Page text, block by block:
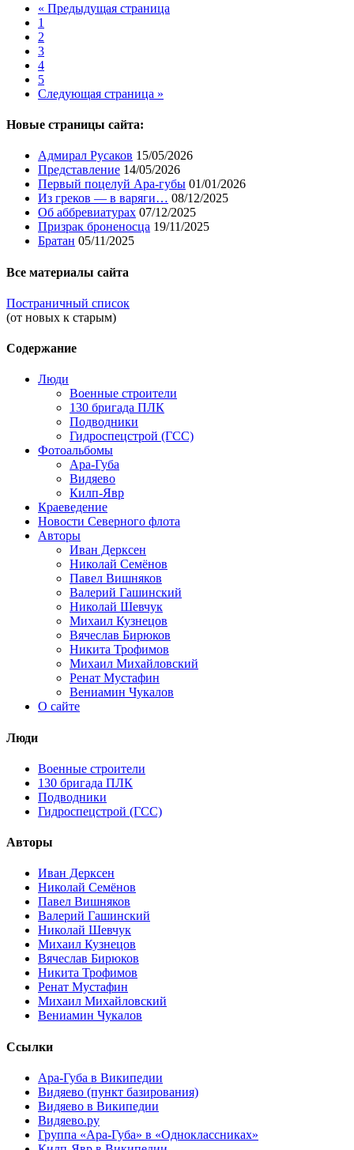
« Предыдущая страница
1
2
3
4
5
Следующая страница »
Новые страницы сайта:
Адмирал Русаков 15/05/2026
Представление 14/05/2026
Первый поцелуй Ара-губы 01/01/2026
Из греков — в варяги… 08/12/2025
Об аббревиатурах 07/12/2025
Призрак броненосца 19/11/2025
Братан 05/11/2025
Все материалы сайта
Постраничный список
(от новых к старым)
Содержание
Люди
Военные строители
130 бригада ПЛК
Подводники
Гидроспецстрой (ГСС)
Фотоальбомы
Ара-Губа
Видяево
Килп-Явр
Краеведение
Новости Северного флота
Авторы
Иван Дерксен
Николай Семёнов
Павел Вишняков
Валерий Гашинский
Николай Шевчук
Михаил Кузнецов
Вячеслав Бирюков
Никита Трофимов
Михаил Михайловский
Ренат Мустафин
Вениамин Чукалов
О сайте
Люди
Военные строители
130 бригада ПЛК
Подводники
Гидроспецстрой (ГСС)
Авторы
Иван Дерксен
Николай Семёнов
Павел Вишняков
Валерий Гашинский
Николай Шевчук
Михаил Кузнецов
Вячеслав Бирюков
Никита Трофимов
Ренат Мустафин
Михаил Михайловский
Вениамин Чукалов
Ссылки
Ара-Губа в Википедии
Видяево (пункт базирования)
Видяево в Википедии
Видяево.ру
Группа «Ара-Губа» в «Одноклассниках»